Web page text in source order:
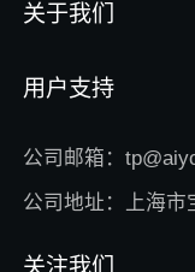
关于我们
用户支持
公司邮箱：
公司地址：上海市
关注我们